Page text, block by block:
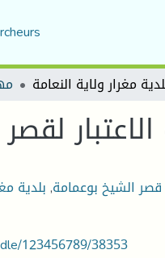
الاعتبار
قصر الشيخ بوعمامة,بلدية
123456789/38353